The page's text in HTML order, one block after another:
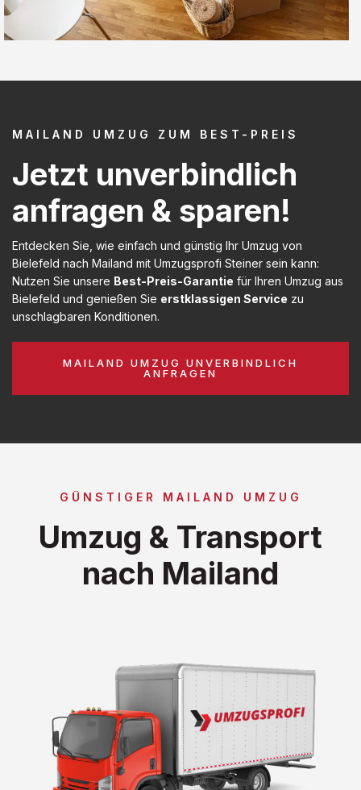
MAILAND UMZUG ZUM BEST-PREIS
Jetzt unverbindlich
anfragen & sparen!
Entdecken Sie, wie einfach und günstig Ihr Umzug von
Bielefeld nach Mailand mit Umzugsprofi Steiner sein kann:
Nutzen Sie unsere Best-Preis-Garantie für Ihren Umzug aus
Bielefeld und genießen Sie erstklassigen Service zu
unschlagbaren Konditionen.
MAILAND UMZUG UNVERBINDLICH
ANFRAGEN
GÜNSTIGER MAILAND UMZUG
Umzug & Transport
nach Mailand